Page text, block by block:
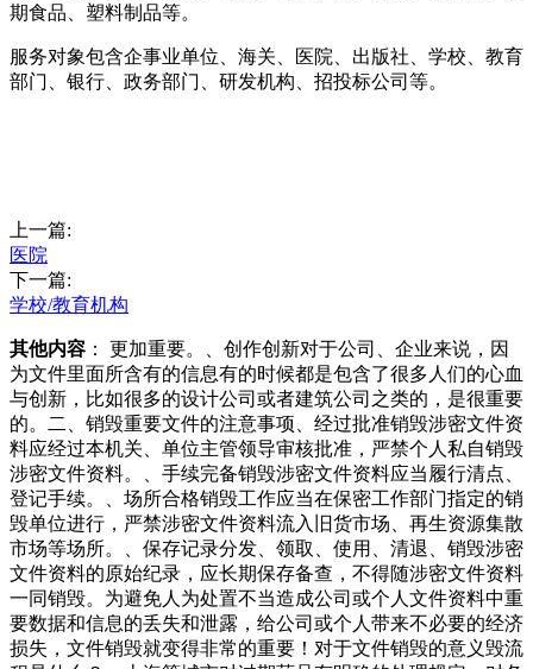
期食品、塑料制品等。
服务对象包含企事业单位、海关、医院、出版社、学校、教育
部门、银行、政务部门、研发机构、招投标公司等。
上一篇:
医院
下一篇:
学校/教育机构
其他内容 ： 更加重要。、创作创新对于公司、企业来说，因
为文件里面所含有的信息有的时候都是包含了很多人们的心血
与创新，比如很多的设计公司或者建筑公司之类的，是很重要
的。二、销毁重要文件的注意事项、经过批准销毁涉密文件资
料应经过本机关、单位主管领导审核批准，严禁个人私自销毁
涉密文件资料。、手续完备销毁涉密文件资料应当履行清点、
登记手续。、场所合格销毁工作应当在保密工作部门指定的销
毁单位进行，严禁涉密文件资料流入旧货市场、再生资源集散
市场等场所。、保存记录分发、领取、使用、清退、销毁涉密
文件资料的原始纪录，应长期保存备查，不得随涉密文件资料
一同销毁。为避免人为处置不当造成公司或个人文件资料中重
要数据和信息的丢失和泄露，给公司或个人带来不必要的经济
损失，文件销毁就变得非常的重要！对于文件销毁的意义毁流